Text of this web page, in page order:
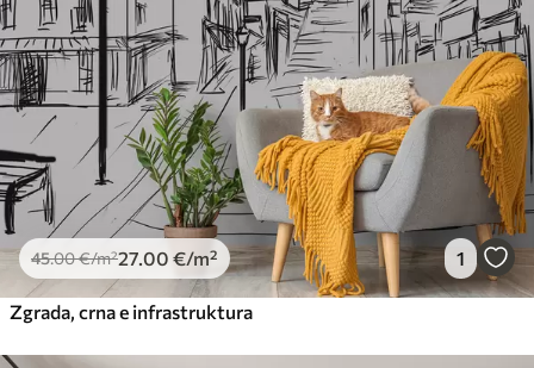
45.00€/m²27.00 €/m² 1
Zgrada, crna e infrastruktura